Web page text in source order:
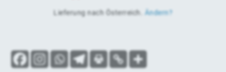
Lieferung nach Österreich Ändern?